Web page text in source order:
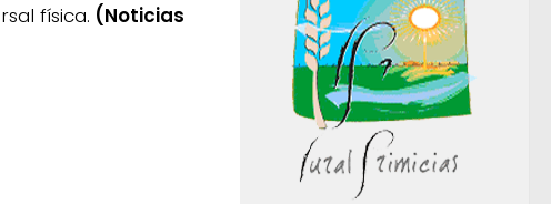
física. (Noticias